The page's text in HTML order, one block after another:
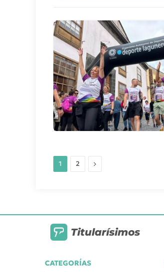
1 2 Siguiente
Titularísimos
CATEGORÍAS